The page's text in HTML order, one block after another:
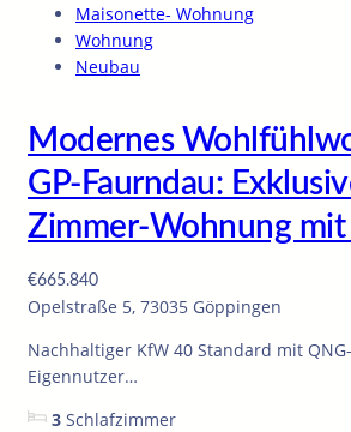
Maisonette- Wohnung
Wohnung
Neubau
Modernes
GP-Faurndau:
Zimmer-Wohnung mit
€665.840
Opelstraße 5, 73035 Göppingen
Nachhaltiger KfW 40 Standard mit
Eigennutzer…
3 Schlafzimmer